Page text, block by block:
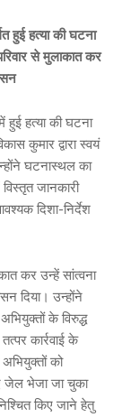
हुई हत्या की घटना
से मुलाकात कर
में हुई हत्या की घटना
कुमार द्वारा स्वयं
घटनास्थल का
जानकारी
दिशा-निर्देश
कर उन्हें सांत्वना
दिया। उन्होंने
के विरुद्ध
कार्रवाई के
को
जेल भेजा जा चुका
किए जाने हेतु